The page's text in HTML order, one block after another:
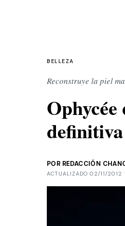
BELLEZA
Reconstruye la piel
POR REDACCIÓN
ACTUALIZADO 02/11/2012